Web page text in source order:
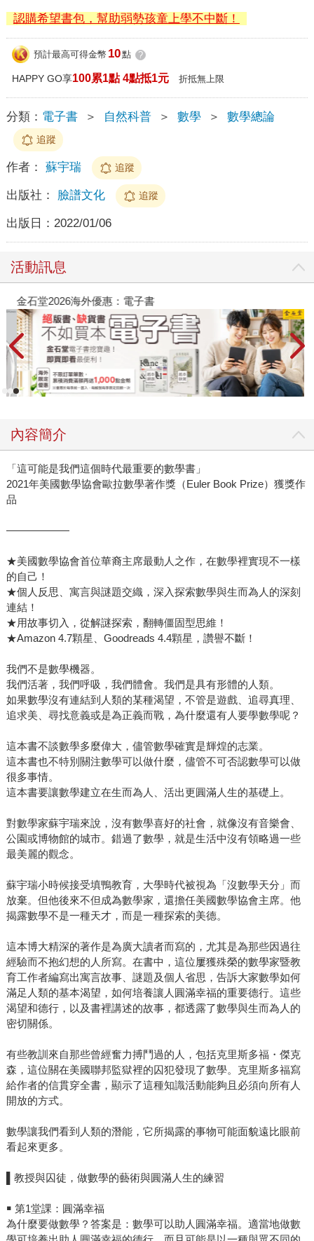
認購希望書包，幫助弱勢孩童上學不中斷！
預計最高可得金幣 10點 ?
HAPPY GO享100累1點 4點抵1元 折抵無上限
分類： 電子書 ＞ 自然科普 ＞ 數學 ＞ 數學總論
追蹤
作者： 蘇宇瑞 追蹤
出版社： 臉譜文化 追蹤
出版日： 2022/01/06
活動訊息
金石堂2026海外優惠：電子書
內容簡介
「這可能是我們這個時代最重要的數學書」
2021年美國數學協會歐拉數學著作獎（Euler Book Prize）獲獎作
品
――――――
★美國數學協會首位華裔主席最動人之作，在數學裡實現不一樣
的自己！
★個人反思、寓言與謎題交織，深入探索數學與生而為人的深刻
連結！
★用故事切入，從解謎探索，翻轉僵固型思維！
★Amazon 4.7顆星、Goodreads 4.4顆星，讚譽不斷！
我們不是數學機器。
我們活著，我們呼吸，我們體會。我們是具有形體的人類。
如果數學沒有連結到人類的某種渴望，不管是遊戲、追尋真理、
追求美、尋找意義或是為正義而戰，為什麼還有人要學數學呢？
這本書不談數學多麼偉大，儘管數學確實是輝煌的志業。
這本書也不特別關注數學可以做什麼，儘管不可否認數學可以做
很多事情。
這本書要讓數學建立在生而為人、活出更圓滿人生的基礎上。
對數學家蘇宇瑞來說，沒有數學喜好的社會，就像沒有音樂會、
公園或博物館的城市。錯過了數學，就是生活中沒有領略過一些
最美麗的觀念。
蘇宇瑞小時候接受填鴨教育，大學時代被視為「沒數學天分」而
放棄。但他後來不但成為數學家，還擔任美國數學協會主席。他
揭露數學不是一種天才，而是一種探索的美德。
這本博大精深的著作是為廣大讀者而寫的，尤其是為那些因過往
經驗而不抱幻想的人所寫。在書中，這位屢獲殊榮的數學家暨教
育工作者編寫出寓言故事、謎題及個人省思，告訴大家數學如何
滿足人類的基本渴望，如何培養讓人圓滿幸福的重要德行。這些
渴望和德行，以及書裡講述的故事，都透露了數學與生而為人的
密切關係。
有些教訓來自那些曾經奮力搏鬥過的人，包括克里斯多福・傑克
森，這位關在美國聯邦監獄裡的囚犯發現了數學。克里斯多福寫
給作者的信貫穿全書，顯示了這種知識活動能夠且必須向所有人
開放的方式。
數學讓我們看到人類的潛能，它所揭露的事物可能面貌遠比眼前
看起來更多。
▌教授與囚徒，做數學的藝術與圓滿人生的練習
￭ 第1堂課：圓滿幸福
為什麼要做數學？答案是：數學可以助人圓滿幸福。適當地做數